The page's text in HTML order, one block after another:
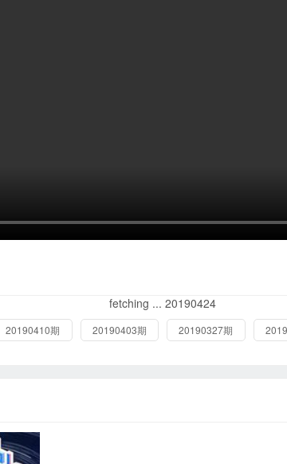
fetching ... 20190424
20190410期 20190403期 20190327期